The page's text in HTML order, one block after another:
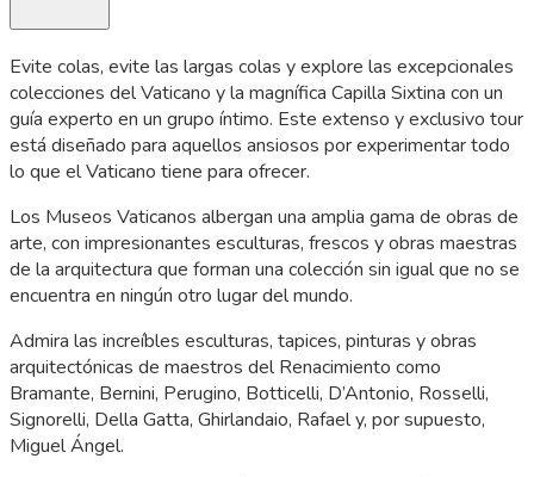
Evite colas, evite las largas colas y explore las excepcionales
colecciones del Vaticano y la magnífica Capilla Sixtina con un
guía experto en un grupo íntimo. Este extenso y exclusivo tour
está diseñado para aquellos ansiosos por experimentar todo
lo que el Vaticano tiene para ofrecer.
Los Museos Vaticanos albergan una amplia gama de obras de
arte, con impresionantes esculturas, frescos y obras maestras
de la arquitectura que forman una colección sin igual que no se
encuentra en ningún otro lugar del mundo.
Admira las increíbles esculturas, tapices, pinturas y obras
arquitectónicas de maestros del Renacimiento como
Bramante, Bernini, Perugino, Botticelli, D’Antonio, Rosselli,
Signorelli, Della Gatta, Ghirlandaio, Rafael y, por supuesto,
Miguel Ángel.